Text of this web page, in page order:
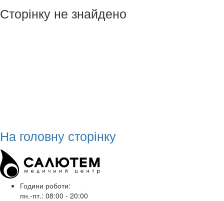
Сторінку не знайдено
На головну сторінку
Години роботи:
пн.-пт.: 08:00 - 20:00